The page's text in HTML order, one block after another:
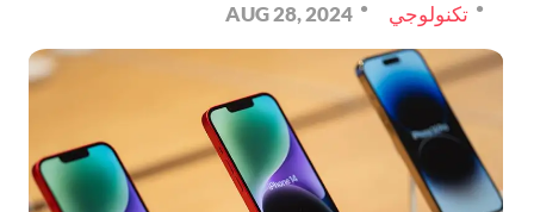
تكنولوجي AUG 28, 2024